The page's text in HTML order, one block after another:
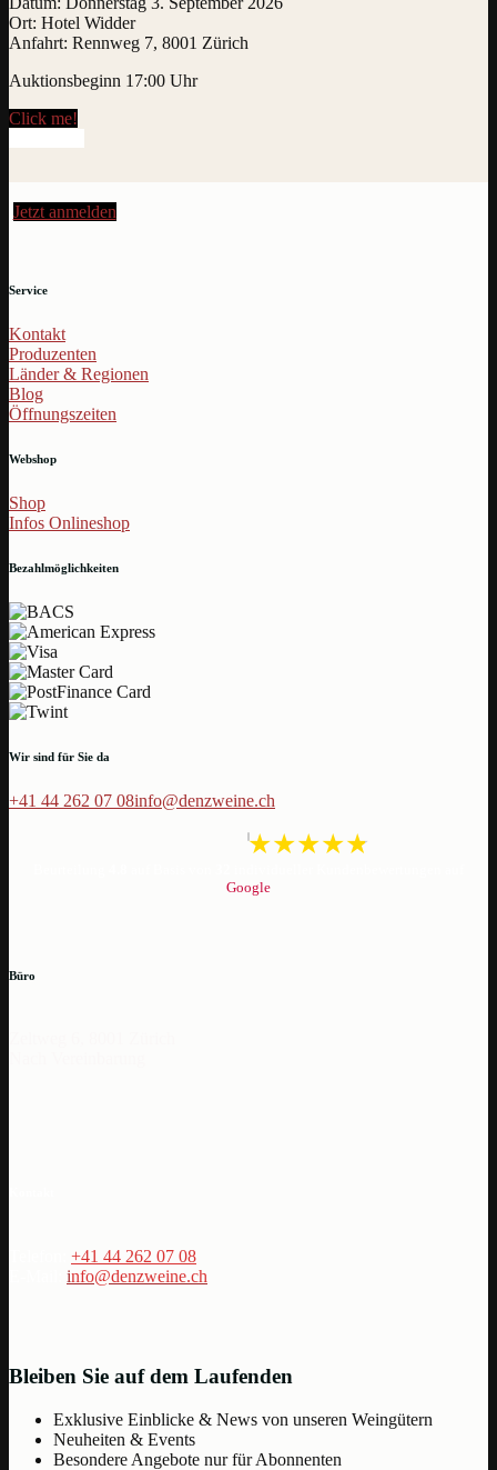
Ort: Hotel Widder
Anfahrt: Rennweg 7, 8001 Zürich
Auktionsbeginn 17:00 Uhr
Click me!
Jetzt anmelden
Service
Kontakt
Produzenten
Länder & Regionen
Blog
Öffnungszeiten
Webshop
Shop
Infos Onlineshop
Bezahlmöglichkeiten
Wir sind für Sie da
+41 44 262 07 08info@denzweine.ch
Google
Büro
+41 44 262 07 08
info@denzweine.ch
Bleiben Sie auf dem Laufenden
Exklusive Einblicke & News von unseren Weingütern
Neuheiten & Events
Besondere Angebote nur für Abonnenten